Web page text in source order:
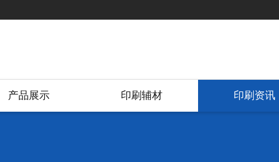
产品展示 印刷辅材 印刷资讯